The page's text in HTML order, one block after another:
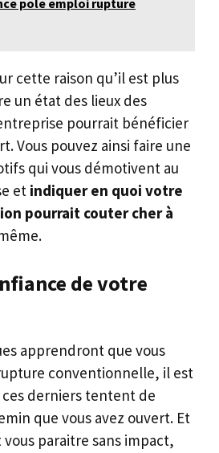
pole emploi rupture
cette raison qu’il est plus
un état des lieux des
pourrait bénéficier
Vous pouvez ainsi faire une
qui vous démotivent au
et indiquer en quoi votre
pourrait couter cher à
de votre
apprendront que vous
conventionnelle, il est
derniers tentent de
que vous avez ouvert. Et
paraitre sans impact,